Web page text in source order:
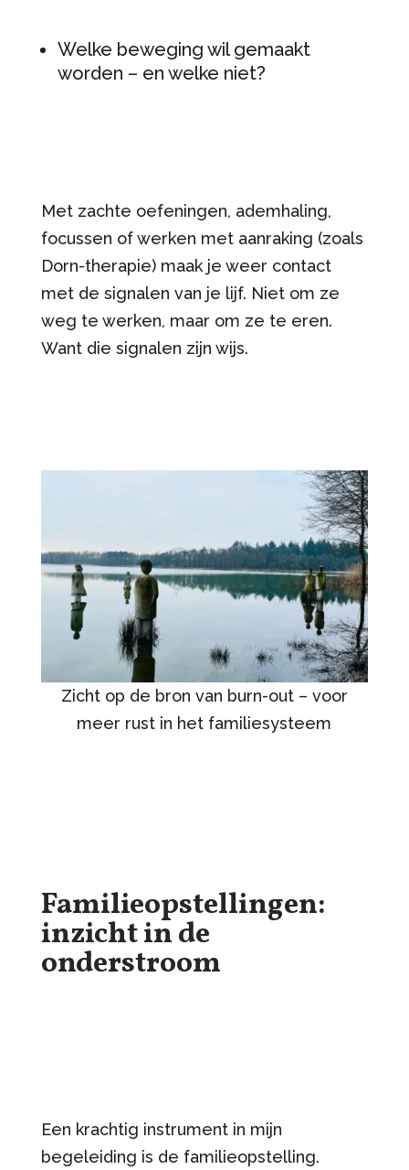
Welke beweging wil gemaakt
worden – en welke niet?
Met zachte oefeningen, ademhaling,
focussen of werken met aanraking (zoals
Dorn-therapie) maak je weer contact
met de signalen van je lijf. Niet om ze
weg te werken, maar om ze te eren.
Want die signalen zijn wijs.
Zicht op de bron van burn-out – voor
meer rust in het familiesysteem
Familieopstellingen:
inzicht in de
onderstroom
Een krachtig instrument in mijn
begeleiding is de familieopstelling.